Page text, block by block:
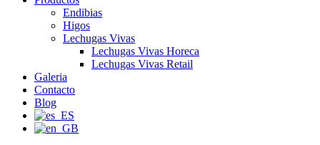
Endibias
Higos
Lechugas Vivas
Lechugas Vivas Horeca
Lechugas Vivas Retail
Galeria
Contacto
Blog